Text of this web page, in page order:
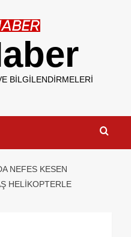
BILGILENDIRMELERI
NEFES KESEN
HELIKOPTERLE